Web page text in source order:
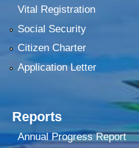
Vital Registration
Social Security
Citizen Charter
Application Letter
Reports
Annual Progress Report